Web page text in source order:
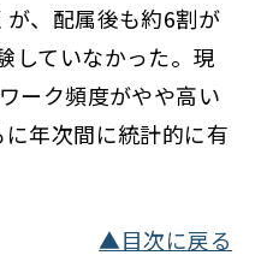
、配属後も約6割が
していなかった。現
ーク頻度がやや高い
年次間に統計的に有
▲目次に戻る